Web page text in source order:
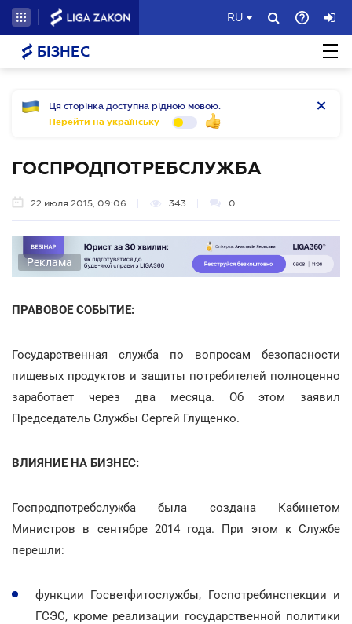
RU
БІЗНЕС
Ця сторінка доступна рідною мовою.
Перейти на українську
ГОСПРОДПОТРЕБСЛУЖБА
22 июля 2015, 09:06 343 0
Реклама
ПРАВОВОЕ СОБЫТИЕ:
Государственная служба по вопросам безопасности
пищевых продуктов и защиты потребителей полноценно
заработает через два месяца. Об этом заявил
Председатель Службы Сергей Глущенко.
ВЛИЯНИЕ НА БИЗНЕС:
Госпродпотребслужба была создана Кабинетом
Министров в сентябре 2014 года. При этом к Службе
перешли:
функции Госветфитослужбы, Госпотребинспекции и
ГСЭС, кроме реализации государственной политики